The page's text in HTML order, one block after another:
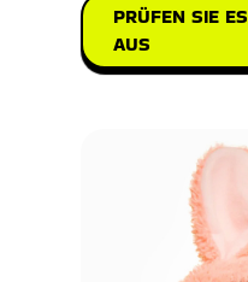
PRÜFEN SIE ES
AUS